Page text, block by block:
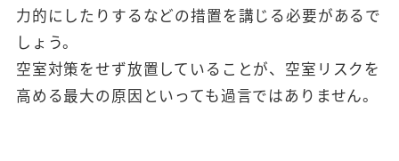
力的にしたりするなどの措置を講じる必要があるで
しょう。
空室対策をせず放置していることが、空室リスクを
高める最大の原因といっても過言ではありません。